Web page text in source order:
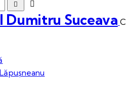
Dumitru Suceava